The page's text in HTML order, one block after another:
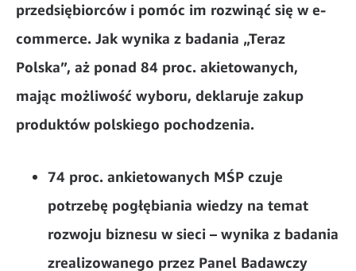
przedsiębiorców i pomóc im rozwinąć się w e-
commerce. Jak wynika z badania „Teraz
Polska”, aż ponad 84 proc. akietowanych,
mając możliwość wyboru, deklaruje zakup
produktów polskiego pochodzenia.
74 proc. ankietowanych MŚP czuje
potrzebę pogłębiania wiedzy na temat
rozwoju biznesu w sieci – wynika z badania
zrealizowanego przez Panel Badawczy